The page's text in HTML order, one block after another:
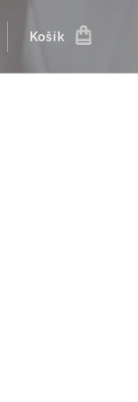
Košík